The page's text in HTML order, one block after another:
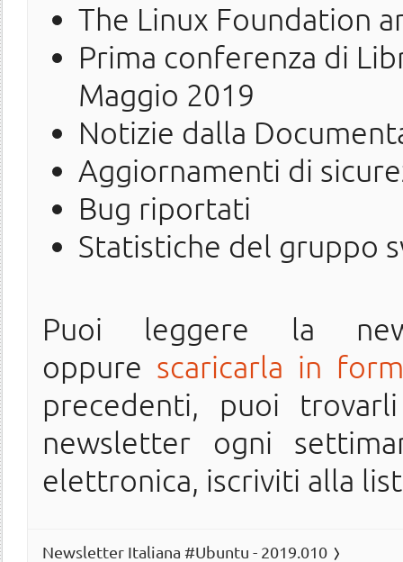
The Linux Foundation
Prima conferenza di
Maggio 2019
Notizie dalla
Aggiornamenti di
Bug riportati
Statistiche del gruppo
Puoi leggere la
oppure scaricarla in
precedenti, puoi
newsletter ogni
elettronica, iscriviti alla
Newsletter Italiana #Ubuntu - 2019.010